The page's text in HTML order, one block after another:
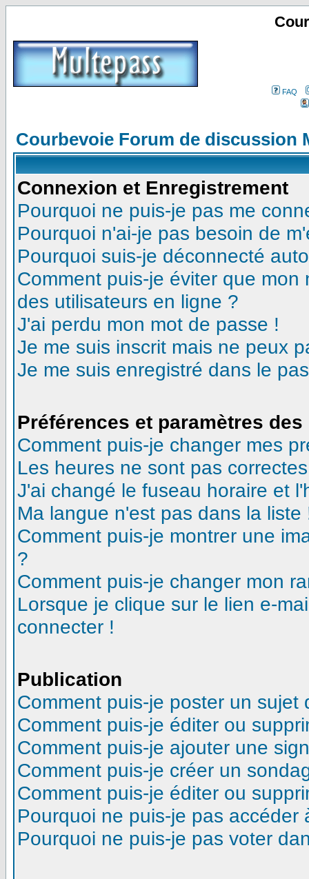
FAQ
Courbevoie Forum de discussion
Connexion et Enregistrement
Pourquoi ne puis-je pas me
Pourquoi n'ai-je pas besoin de
Pourquoi suis-je déconnecté
Comment puis-je éviter que
des utilisateurs en ligne ?
J'ai perdu mon mot de passe !
Je me suis inscrit mais ne peux
Je me suis enregistré dans le
Préférences et paramètres
Comment puis-je changer mes
Les heures ne sont pas
J'ai changé le fuseau horaire et
Ma langue n'est pas dans la liste
Comment puis-je montrer une
?
Comment puis-je changer mon
Lorsque je clique sur le lien e-
connecter !
Publication
Comment puis-je poster un sujet
Comment puis-je éditer ou
Comment puis-je ajouter une
Comment puis-je créer un
Comment puis-je éditer ou
Pourquoi ne puis-je pas accéder
Pourquoi ne puis-je pas voter